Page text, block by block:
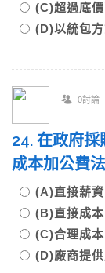
(C)超過底
(D)以統包
0討論
24. 在政府
成本加公費
(A)直接薪資
(B)直接成本
(C)合理成本
(D)廠商提